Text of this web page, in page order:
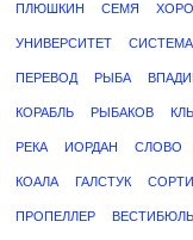
ПЛЮШКИН СЕМЯ
УНИВЕРСИТЕТ СИСТЕМА
ПЕРЕВОД РЫБА
КОРАБЛЬ РЫБАКОВ
РЕКА ИОРДАН СЛОВО
КОАЛА ГАЛСТУК
ПРОПЕЛЛЕР ВЕСТИБЮЛЬ